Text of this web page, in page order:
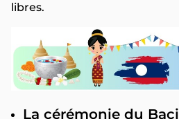
libres.
La cérémonie du Baci